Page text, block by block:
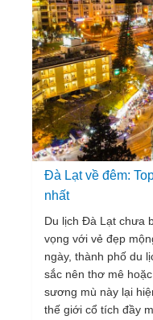
Đà Lạt về đêm:
nhất
Du lịch Đà Lạt chưa
vọng với vẻ đẹp
ngày, thành phố du
sắc nên thơ mê
sương mù này lại
thế giới cổ tích đầy